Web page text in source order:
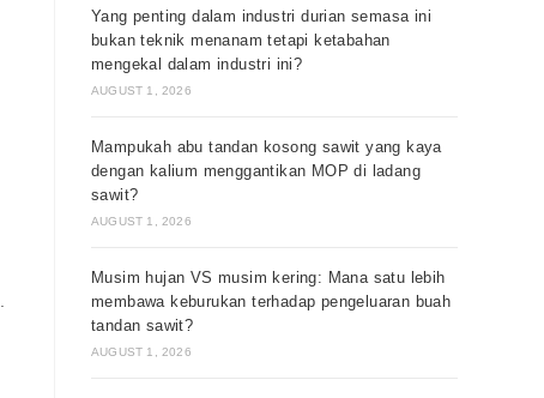
Yang penting dalam industri durian semasa ini
bukan teknik menanam tetapi ketabahan
mengekal dalam industri ini?
AUGUST 1, 2026
Mampukah abu tandan kosong sawit yang kaya
dengan kalium menggantikan MOP di ladang
sawit?
AUGUST 1, 2026
Musim hujan VS musim kering: Mana satu lebih
membawa keburukan terhadap pengeluaran buah
tandan sawit?
AUGUST 1, 2026